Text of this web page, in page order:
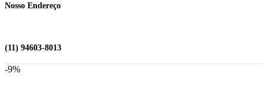
Nosso Endereço
(11) 94603-8013
-9%